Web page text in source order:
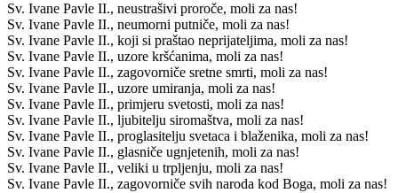
Sv. Ivane Pavle II., neustrašivi proroče, moli za nas!
Sv. Ivane Pavle II., neumorni putniče, moli za nas!
Sv. Ivane Pavle II., koji si praštao neprijateljima, moli za nas!
Sv. Ivane Pavle II., uzore kršćanima, moli za nas!
Sv. Ivane Pavle II., zagovorniče sretne smrti, moli za nas!
Sv. Ivane Pavle II., uzore umiranja, moli za nas!
Sv. Ivane Pavle II., primjeru svetosti, moli za nas!
Sv. Ivane Pavle II., ljubitelju siromaštva, moli za nas!
Sv. Ivane Pavle II., proglasitelju svetaca i blaženika, moli za nas!
Sv. Ivane Pavle II., glasniče ugnjetenih, moli za nas!
Sv. Ivane Pavle II., veliki u trpljenju, moli za nas!
Sv. Ivane Pavle II., zagovorniče svih naroda kod Boga, moli za nas!